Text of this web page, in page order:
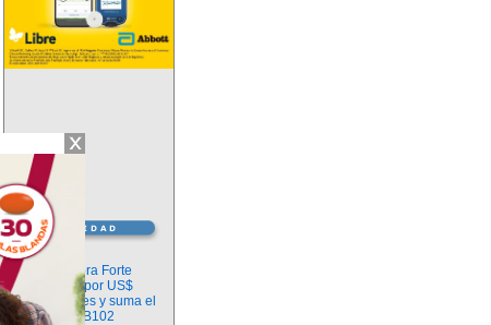
Información
argenx compra Forte
Biosciences por US$
2.200 millones y suma el
anticuerpo FB102